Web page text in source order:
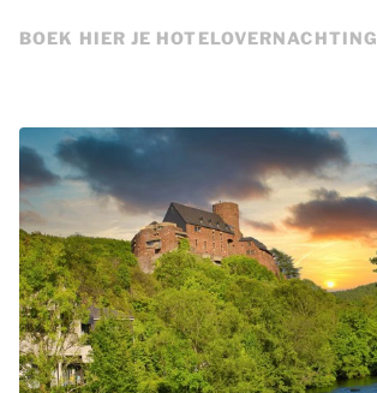
BOEK HIER JE HOTELOVERNACHTING